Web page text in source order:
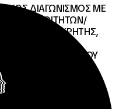
ΔΙΑΓΩΝΙΣΜΟΣ ΜΕ
ΤΩΝ ΦΟΙΤΗΤΩΝ/
ΙΔΡΥΜΑΤΩΝ KΡΗΤΗΣ,
ΜΕΣΟΓΕΙΑΚΟΥ